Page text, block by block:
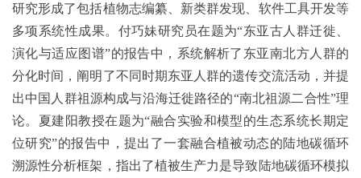
研究形成了包括植物志编纂、新类群发现、软件工具开发等
多项系统性成果。付巧妹研究员在题为“东亚古人群迁徙、
演化与适应图谱”的报告中，系统解析了东亚南北方人群的
分化时间，阐明了不同时期东亚人群的遗传交流活动，并提
出中国人群祖源构成与沿海迁徙路径的“南北祖源二合性”理
论。夏建阳教授在题为“融合实验和模型的生态系统长期定
位研究”的报告中，提出了一套融合植被动态的陆地碳循环
溯源性分析框架，指出了植被生产力是导致陆地碳循环模拟